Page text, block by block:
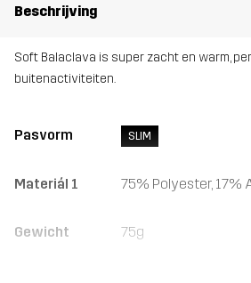
Beschrijving
Soft Balaclava is super zacht en warm,
buitenactiviteiten.
Pasvorm SLIM
Materiál 1 75% Polyester, 17%
Gewicht 75g